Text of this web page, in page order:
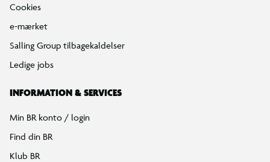
Cookies
e-mærket
Salling Group tilbagekaldelser
Ledige jobs
INFORMATION & SERVICES
Min BR konto / login
Find din BR
Klub BR